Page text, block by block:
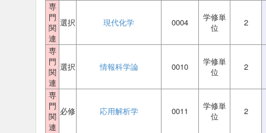
専
門
関
連
選択 現代化学 0004
学修単
位
2
専
門
関
連
選択 情報科学論 0010
学修単
位
2
専
門
関
連
必修 応用解析学 0011
学修単
位
2